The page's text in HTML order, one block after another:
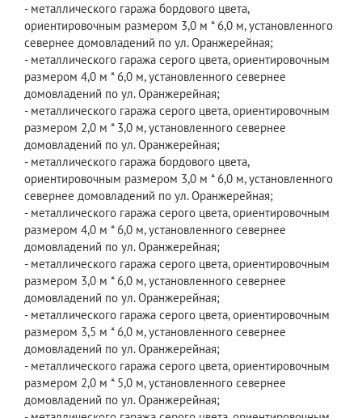
- металлического гаража бордового цвета,
ориентировочным размером 3,0 м * 6,0 м, установленного
севернее домовладений по ул. Оранжерейная;
- металлического гаража серого цвета, ориентировочным
размером 4,0 м * 6,0 м, установленного севернее
домовладений по ул. Оранжерейная;
- металлического гаража серого цвета, ориентировочным
размером 2,0 м * 3,0 м, установленного севернее
домовладений по ул. Оранжерейная;
- металлического гаража бордового цвета,
ориентировочным размером 3,0 м * 6,0 м, установленного
севернее домовладений по ул. Оранжерейная;
- металлического гаража серого цвета, ориентировочным
размером 4,0 м * 6,0 м, установленного севернее
домовладений по ул. Оранжерейная;
- металлического гаража серого цвета, ориентировочным
размером 3,0 м * 6,0 м, установленного севернее
домовладений по ул. Оранжерейная;
- металлического гаража серого цвета, ориентировочным
размером 3,5 м * 6,0 м, установленного севернее
домовладений по ул. Оранжерейная;
- металлического гаража серого цвета, ориентировочным
размером 2,0 м * 5,0 м, установленного севернее
домовладений по ул. Оранжерейная;